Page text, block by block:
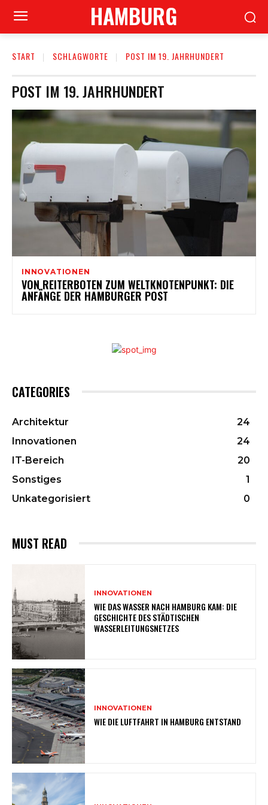
HAMBURG
START SCHLAGWORTE POST IM 19. JAHRHUNDERT
POST IM 19. JAHRHUNDERT
INNOVATIONEN
VON REITERBOTEN ZUM WELTKNOTENPUNKT: DIE
ANFÄNGE DER HAMBURGER POST
CATEGORIES
Architektur
24
Innovationen
24
IT-Bereich
20
Sonstiges
1
Unkategorisiert
0
MUST READ
INNOVATIONEN
WIE DAS WASSER NACH HAMBURG KAM: DIE
GESCHICHTE DES STÄDTISCHEN
WASSERLEITUNGSNETZES
INNOVATIONEN
WIE DIE LUFTFAHRT IN HAMBURG ENTSTAND